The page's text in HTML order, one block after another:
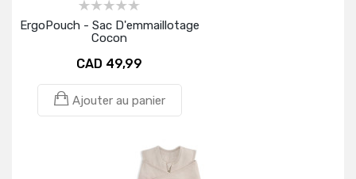
ErgoPouch - Sac D'emmaillotage
Cocon
CAD 49,99
Ajouter au panier